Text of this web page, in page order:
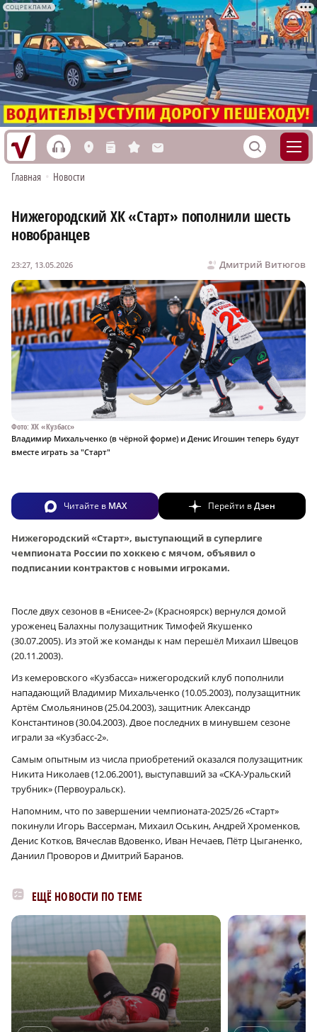
СОЦРЕКЛАМА
h L n s M S
Главная • Новости
Нижегородский ХК «Старт» пополнили шесть
новобранцев
Дмитрий Витюгов
23:27, 13.05.2026
Фото: ХК «Кузбасс»
Владимир Михальченко (в чёрной форме) и Денис Игошин теперь будут
вместе играть за "Старт"
Читайте в MAX Перейти вДзен
Нижегородский «Старт», выступающий в суперлиге
чемпионата России по хоккею с мячом, объявил о
подписании контрактов с новыми игроками.
После двух сезонов в «Енисее‑2» (Красноярск) вернулся домой
уроженец Балахны полузащитник Тимофей Якушенко
(30.07.2005). Из этой же команды к нам перешёл Михаил Швецов
(20.11.2003).
Из кемеровского «Кузбасса» нижегородский клуб пополнили
нападающий Владимир Михальченко (10.05.2003), полузащитник
Артём Смольянинов (25.04.2003), защитник Александр
Константинов (30.04.2003). Двое последних в минувшем сезоне
играли за «Кузбасс‑2».
Самым опытным из числа приобретений оказался полузащитник
Никита Николаев (12.06.2001), выступавший за «СКА-Уральский
трубник» (Первоуральск).
Напомним, что по завершении чемпионата-2025/26 «Старт»
покинули Игорь Вассерман, Михаил Оськин, Андрей Хроменков,
Денис Котков, Вячеслав Вдовенко, Иван Нечаев, Пётр Цыганенко,
Даниил Проворов и Дмитрий Баранов.
ЕЩЁ НОВОСТИ ПО ТЕМЕ